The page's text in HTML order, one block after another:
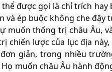
được gọi là chỉ trích hay
và ép buộc không che đậy
muốn thống trị châu Âu,
chiến lược của lục địa
giản, trong nhiều
muốn châu Âu hành